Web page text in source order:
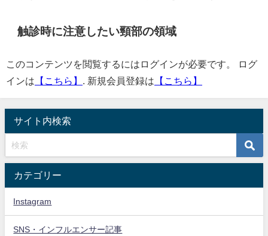
触診時に注意したい頸部の領域
このコンテンツを閲覧するにはログインが必要です。 ログ
インは 【こちら】 . 新規会員登録は 【こちら】
サイト内検索
カテゴリー
Instagram
SNS・インフルエンサー記事